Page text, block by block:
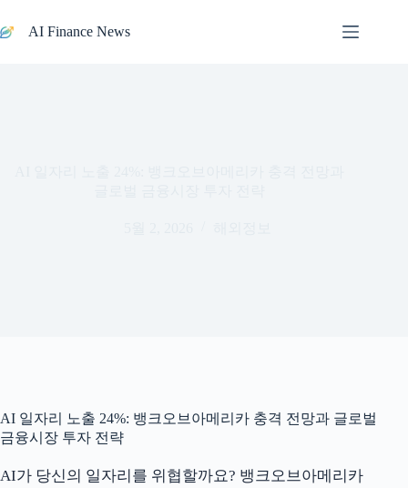
건너뛰기AI Finance News
AI 일자리 노출 24%: 뱅크오브아메리카 충격 전망과 글로벌
금융시장 투자 전략
AI가 당신의 일자리를 위협할까요? 뱅크오브아메리카